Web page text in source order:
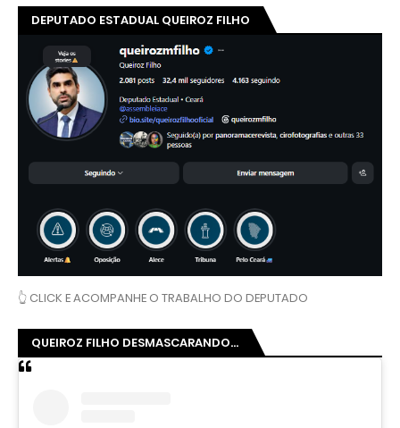
DEPUTADO ESTADUAL QUEIROZ FILHO
👆 CLICK E ACOMPANHE O TRABALHO DO DEPUTADO
QUEIROZ FILHO DESMASCARANDO...